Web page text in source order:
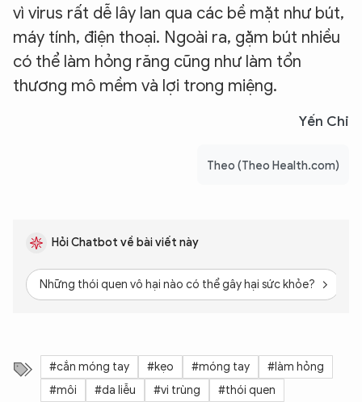
vì virus rất dễ lây lan qua các bề mặt như bút,
máy tính, điện thoại. Ngoài ra, gặm bút nhiều
có thể làm hỏng răng cũng như làm tổn
thương mô mềm và lợi trong miệng.
Yến Chi
Theo (Theo Health.com)
Hỏi Chatbot về bài viết này
Những thói quen vô hại nào có thể gây hại sức khỏe?
#cắn móng tay #kẹo #móng tay
#làm hỏng
#môi
#da liễu #vi trùng #thói quen